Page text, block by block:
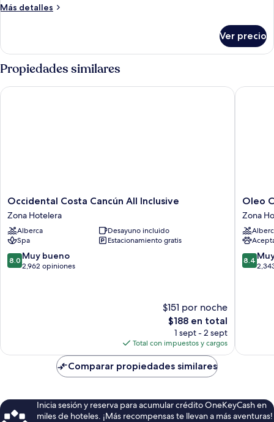
Más detalles
Más
Ver precio
Propiedades similares
Occidental
Costa
Cancún
All
Inclusive
Zona
Hotelera
Occidental Costa Cancún All Inclusive
Zona Hotelera
Alberca
Desayuno incluido
Spa
Estacionamiento gratis
8.0
de
8.0 Muy bueno
2,962 opiniones
$151 por noche
El
precio
actual
es
de
$188
$188 en total
1 sept - 2 sept
Total con impuestos y cargos
Occidental Costa Cancún All Inclusive
Oleo
Cancun
Playa
All
Inclusive
Resort
Zona
Oleo
Zona
8.4
de
8.4
Oleo
Comparar propiedades similares
Inicia sesión y reserva para acumular crédito OneKeyCash en
miles de hoteles. ¡Más recompensas te llevan a más aventuras!